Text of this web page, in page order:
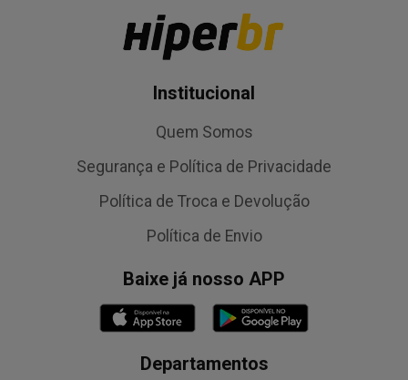
Institucional
Quem Somos
Segurança e Política de Privacidade
Política de Troca e Devolução
Política de Envio
Baixe já nosso APP
Departamentos